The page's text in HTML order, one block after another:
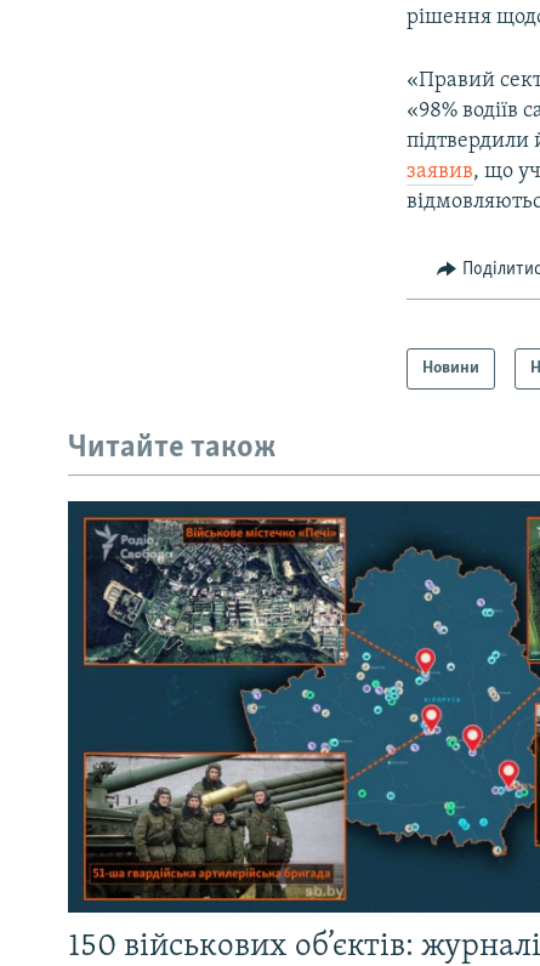
рішення
«Правий
«98% водіїв
підтвердили
заявив, що
Новини
Читайте також
150 військових об’єктів: